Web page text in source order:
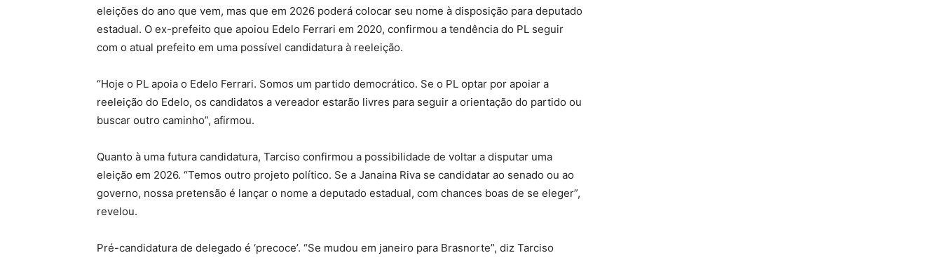
eleições do ano que vem, mas que em 2026 poderá colocar seu nome à disposição para deputado
estadual. O ex-prefeito que apoiou Edelo Ferrari em 2020, confirmou a tendência do PL seguir
com o atual prefeito em uma possível candidatura à reeleição.
“Hoje o PL apoia o Edelo Ferrari. Somos um partido democrático. Se o PL optar por apoiar a
reeleição do Edelo, os candidatos a vereador estarão livres para seguir a orientação do partido ou
buscar outro caminho”, afirmou.
Quanto à uma futura candidatura, Tarciso confirmou a possibilidade de voltar a disputar uma
eleição em 2026. “Temos outro projeto político. Se a Janaina Riva se candidatar ao senado ou ao
governo, nossa pretensão é lançar o nome a deputado estadual, com chances boas de se eleger”,
revelou.
Pré-candidatura de delegado é ‘precoce’. “Se mudou em janeiro para Brasnorte”, diz Tarciso